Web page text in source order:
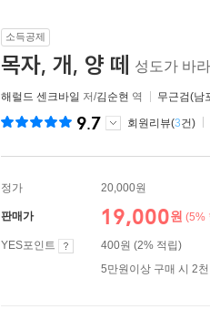
소득공제
목자, 개, 양 떼 성도가 바
해럴드 센크바일 저/김순현 역 무근검(남
9.7 회원리뷰(3건)
정가 20,000원
판매가 19,000원 (5%
YES포인트
400원 (2% 적립)
5만원이상 구매 시 2